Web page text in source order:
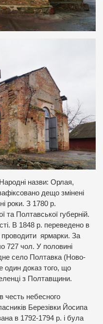
назви: Орлая,
дещо змінені
роки. З 1780 р.
та Полтавської губерній.
В 1848 р. переведено в
проводити ярмарки. За
727 чол. У половині
село Полтавка (Ново-
один доказ того, що
з Полтавщини.
честь небесного
Березівки Йосипа
в 1792-1794 р. і була